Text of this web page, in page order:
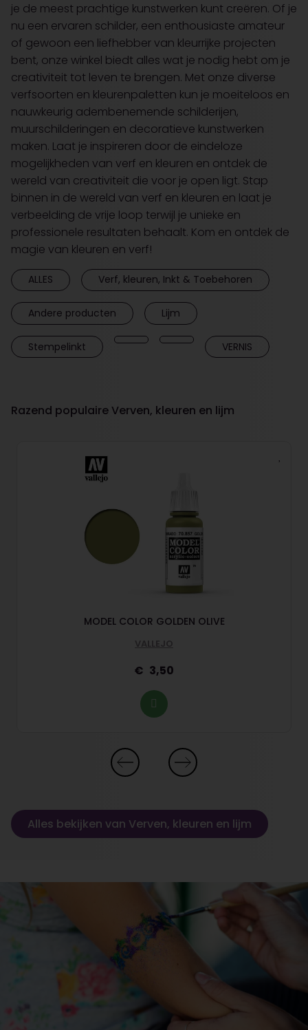
je de meest prachtige kunstwerken kunt creëren. Of je
nu een ervaren schilder, een enthousiaste amateur
of gewoon een liefhebber van kleurrijke projecten
bent, onze winkel biedt alles wat je nodig hebt om je
creativiteit tot leven te brengen. Met onze diverse
verfsoorten en kleurenpaletten kun je moeiteloos en
nauwkeurig adembenemende schilderijen,
muurschilderingen en decoratieve kunstwerken
maken. Laat je inspireren door de eindeloze
mogelijkheden van verf en kleuren en ontdek de
wereld van creativiteit die voor je open ligt. Stap
binnen in de wereld van verf en kleuren en laat je
verbeelding de vrije loop terwijl je unieke en
professionele resultaten behaalt. Kom en ontdek de
magie van kleuren en verf!
ALLES Verf, kleuren, Inkt & Toebehoren
Andere producten Lijm
Stempelinkt VERNIS
Razend populaire Verven, kleuren en lijm
MODEL COLOR GOLDEN OLIVE
VALLEJO
3,50
Alles bekijken van Verven, kleuren en lijm